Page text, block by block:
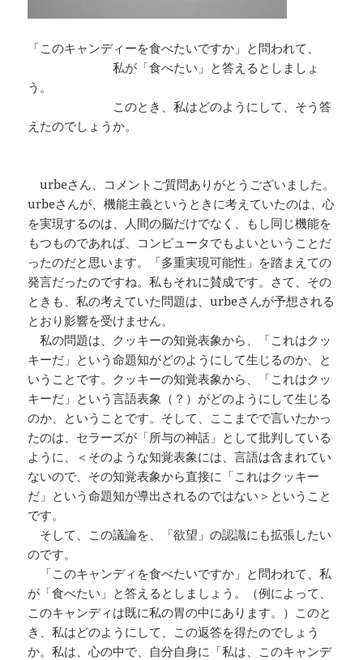
「このキャンディーを食べたいですか」と問われて、
私が「食べたい」と答えるとしましょ
う。
このとき、私はどのようにして、そう答
えたのでしょうか。
urbeさん、コメントご質問ありがとうございました。
urbeさんが、機能主義というときに考えていたのは、心
を実現するのは、人間の脳だけでなく、もし同じ機能を
もつものであれば、コンピュータでもよいということだ
ったのだと思います。「多重実現可能性」を踏まえての
発言だったのですね。私もそれに賛成です。さて、その
ときも、私の考えていた問題は、urbeさんが予想される
とおり影響を受けません。
私の問題は、クッキーの知覚表象から、「これはクッ
キーだ」という命題知がどのようにして生じるのか、と
いうことです。クッキーの知覚表象から、「これはクッ
キーだ」という言語表象（？）がどのようにして生じる
のか、ということです。そして、ここまでで言いたかっ
たのは、セラーズが「所与の神話」として批判している
ように、＜そのような知覚表象には、言語は含まれてい
ないので、その知覚表象から直接に「これはクッキー
だ」という命題知が導出されるのではない＞ということ
です。
そして、この議論を、「欲望」の認識にも拡張したい
のです。
「このキャンディを食べたいですか」と問われて、私
が「食べたい」と答えるとしましょう。（例によって、
このキャンディは既に私の胃の中にあります。）このと
き、私はどのようにして、この返答を得たのでしょう
か。私は、心の中で、自分自身に「私は、このキャンデ